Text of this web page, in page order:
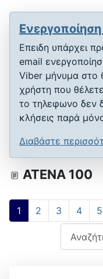
Επειδη υπάρχει
email
Viber μήνυμα στο
χρήστη που
το τηλεφωνο δεν
κλήσεις παρά
Διαβάστε
ATENA 100
1 2 3 4 5